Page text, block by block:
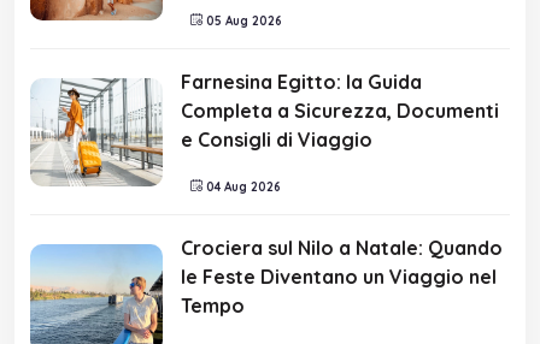
05 Aug 2026
Farnesina Egitto: la Guida
Completa a Sicurezza, Documenti
e Consigli di Viaggio
04 Aug 2026
Crociera sul Nilo a Natale: Quando
le Feste Diventano un Viaggio nel
Tempo